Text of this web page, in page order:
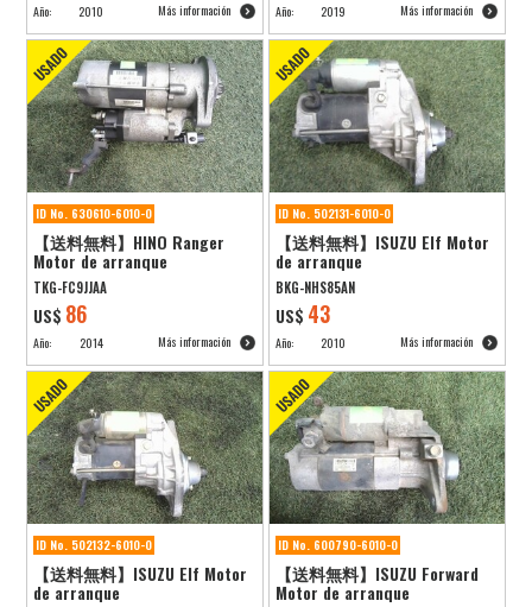
Año: 2010 Más información Año: 2019 Más información
ID No. 630610-6010-0
【送料無料】HINO Ranger
Motor de arranque
TKG-FC9JJAA
US$ 86
Año: 2014 Más información
ID No. 502131-6010-0
【送料無料】ISUZU Elf Motor
de arranque
BKG-NHS85AN
US$ 43
Año: 2010 Más información
ID No. 502132-6010-0
【送料無料】ISUZU Elf Motor
de arranque
ID No. 600790-6010-0
【送料無料】ISUZU Forward
Motor de arranque